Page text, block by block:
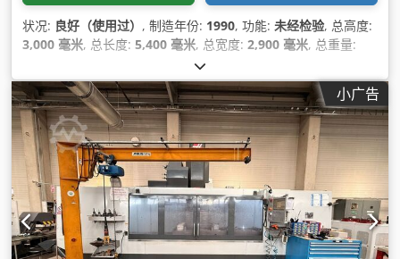
状况: 良好（使用过） , 制造年份: 1990, 功能: 未经检验, 总高度:
3,000 毫米, 总长度: 5,400 毫米, 总宽度: 2,900 毫米, 总重量:
小广告